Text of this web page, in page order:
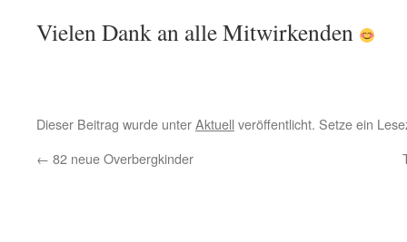
Vielen Dank an alle Mitwirkenden
Dieser Beitrag wurde unterAktuell veröffentlicht. Setze ein
← 82 neue Overbergkinder